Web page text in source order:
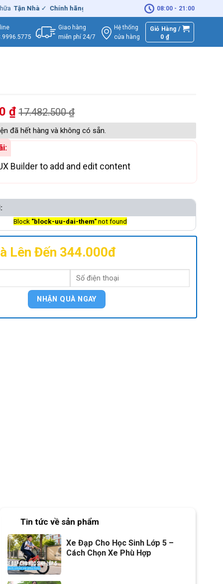
Nhà ✓ Chính hãng – Xuất 🚚 Miễn phí giao hàng -
08:00 - 21:00
Giao hàng
miễn phí 24/7
Hệ thống
cửa hàng
Giỏ Hàng /
0₫
₫ 17.482.500₫
đã hết hàng và không có sẵn.
Builder to add and edit content
Block "block-uu-dai-them"not found
Lên Đến 344.000đ
Tin tức về sản phẩm
Xe Đạp Cho Học Sinh Lớp 5 –
Cách Chọn Xe Phù Hợp